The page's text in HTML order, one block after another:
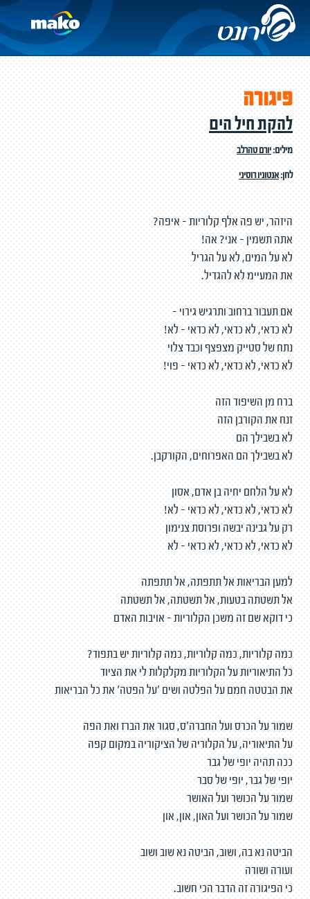
פיגורה
להקת חיל הים
מילים:יורם טהרלב
לחן:אנטוניו רוסיני
היזהר, יש פה אלף קלוריות - איפה?
אתה תשמין - אני? אה!
לא על המים, לא על הגריל
את המעיימ לא להגדיל.
אם תעבור ברחוב ותרגיש גירוי -
לא כדאי, לא כדאי, לא כדאי - לא!
נתח של סטייק מצפצף וכבד צלוי
לא כדאי, לא כדאי, לא כדאי - פוי!
ברח מן השיפוד הזה
זנח את הקורבן הזה
לא בשבילך הם
לא בשבילך הם האפרוחים, הקורקבן.
לא על הלחם יחיה בן אדם, אסון
לא כדאי, לא כדאי, לא כדאי - לא!
רק על גבינה יבשה ופרוסת צנימון
לא כדאי, לא כדאי, לא כדאי - לא
למען הבריאות אל תתפתה, אל תתפתה
אל תשטתה בטעות, אל תשטתה, אל תשטתה
כי דוקא שם זה משכן הקלוריות - אויבות האדם
כמה קלוריות, כמה קלוריות, כמה קלוריות יש בתפוד?
כל התיאוריות על הקלוריות מקלקלות לי את הציוד
את הבטטה חמם על הפלטה ושים 'על הפטה' את כל הבריאות
שמור על הכרס ועל החברה'ס, סגור את הברז ואת הפה
על התיאוריה, על הקלוריה של הציקוריה במקום קפה
ככה תהיה יופי של גבר
יופי של גבר, יופי של סבר
שמור על הכושר ועל האושר
שמור על הכושר ועל האון, און, און
הביטה נא בה, ושוב, הביטה נא שוב ושוב
ועורה ושורה
כי הפיגורה זה הדבר הכי חשוב.